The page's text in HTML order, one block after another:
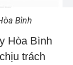
Bình
Hòa Bình
trách